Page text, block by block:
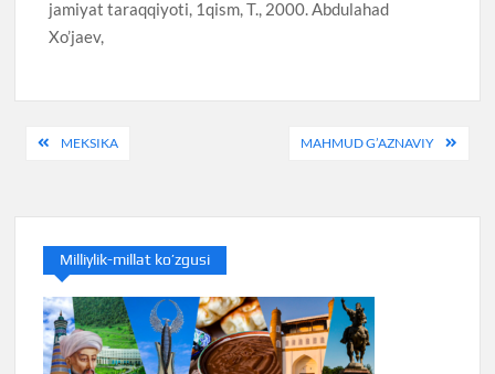
jamiyat taraqqiyoti, 1qism, T., 2000. Abdulahad
Xo’jaev,
PostMEKSIKA MAHMUD G’AZNAVIY
Milliylik-millat ko’zgusi